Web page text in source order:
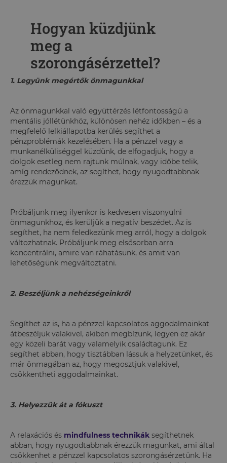
Hogyan küzdjünk
meg a
szorongásérzettel?
1. Legyünk megértők önmagunkkal
Az önmagunkkal való együttérzés létfontosságú a
mentális jóllétünkhöz, különösen nehéz időkben – és a
megfelelő lelkiállapotba kerülés segíthet a
pénzproblémák kezelésében. Ha a pénzzel vagy a
munkanélküliséggel küzdünk, de elfogadjuk, hogy a
dolgok esetleg nem rajtunk múlnak, vagy időbe telik,
amíg rendeződnek, az segíthet, hogy nyugodtabbnak
érezzük magunkat.
Próbáljunk meg ilyenkor is kedvesen viszonyulni
önmagunkhoz, és kerüljük a negatív beszédet. Az is
segíthet, ha nem feledkezünk meg arról, hogy a dolgok
változhatnak. Próbáljunk meg elsősorban arra
koncentrálni, amire van ráhatásunk, és amit van
lehetőségünk megváltoztatni.
2. Beszéljünk a nehézségeinkről
Segíthet az is, ha a pénzzel kapcsolatos aggodalmainkat
átbeszéljük valakivel, akiben megbízunk, legyen ez akár
egy közeli barát vagy valamelyik családtagunk. Ez
segíthet abban, hogy tisztábban lássuk a helyzetünket, és
már önmagában az, hogy megosztjuk valakivel,
csökkentheti aggodalmainkat.
3. Helyezzük át a fókuszt
A relaxációs és mindfulness technikák segíthetnek
abban, hogy nyugodtabbnak érezzük magunkat, ami által
csökkenhet a pénzzel kapcsolatos szorongásérzetünk. Ha